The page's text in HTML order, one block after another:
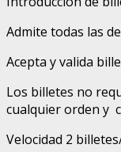
Admite todas las
Acepta y valida
Los billetes no
cualquier orden y
Velocidad 2